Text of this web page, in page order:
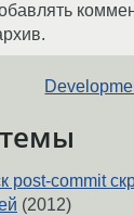
post-commit
(2012)